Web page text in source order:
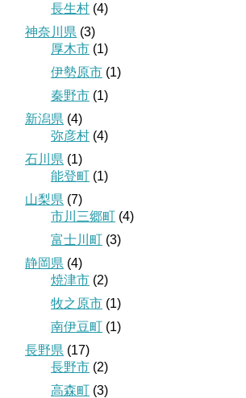
長生村 (4)
神奈川県 (3)
厚木市 (1)
伊勢原市 (1)
秦野市 (1)
新潟県 (4)
弥彦村 (4)
石川県 (1)
能登町 (1)
山梨県 (7)
市川三郷町 (4)
富士川町 (3)
静岡県 (4)
焼津市 (2)
牧之原市 (1)
南伊豆町 (1)
長野県 (17)
長野市 (2)
高森町 (3)